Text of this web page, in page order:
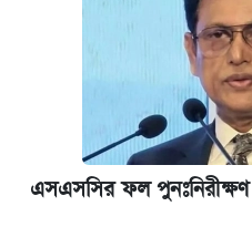
পাঁচ দপ্তরে নতুন সচিব
আজকের বাজারে স্বর্ণ-
কবে হবে মেডিকেল ভর্তি
এসএসসির ফল পুনঃনিরীক্ষণ